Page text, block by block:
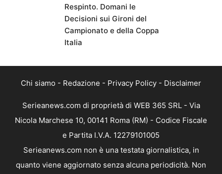
Respinto. Domani le
Decisioni sui Gironi del
Campionato e della Coppa
Italia
Chi siamo - Redazione - Privacy Policy - Disclaimer
Serieanews.com di proprietà di WEB 365 SRL - Via
Nicola Marchese 10, 00141 Roma (RM) - Codice Fiscale
e Partita I.V.A. 12279101005
Serieanews.com non è una testata giornalistica, in
quanto viene aggiornato senza alcuna periodicità. Non